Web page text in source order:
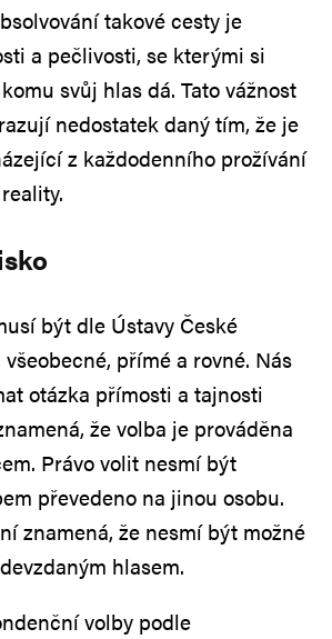
takové cesty je
a pečlivosti, se kterými si
svůj hlas dá. Tato vážnost
nedostatek daný tím, že je
z každodenního prožívání
být dle Ústavy České
přímé a rovné. Nás
otázka přímosti a tajnosti
že volba je prováděna
Právo volit nesmí být
převedeno na jinou osobu.
znamená, že nesmí být možné
hlasem.
volby podle